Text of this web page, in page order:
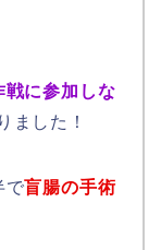
戦に参加しな
ました！
で盲腸の手術